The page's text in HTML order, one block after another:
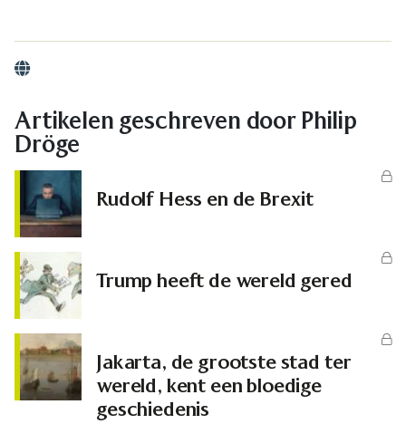
Website
Artikelen geschreven door Philip
Dröge
Rudolf Hess en de Brexit
Trump heeft de wereld gered
Jakarta, de grootste stad ter
wereld, kent een bloedige
geschiedenis